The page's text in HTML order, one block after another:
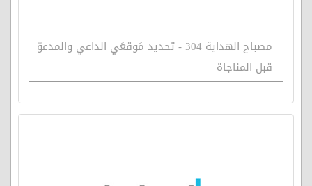
مصباح الهداية 304 - تحديد مَوقعَي الداعي والمدعوّ
قبل المناجاة